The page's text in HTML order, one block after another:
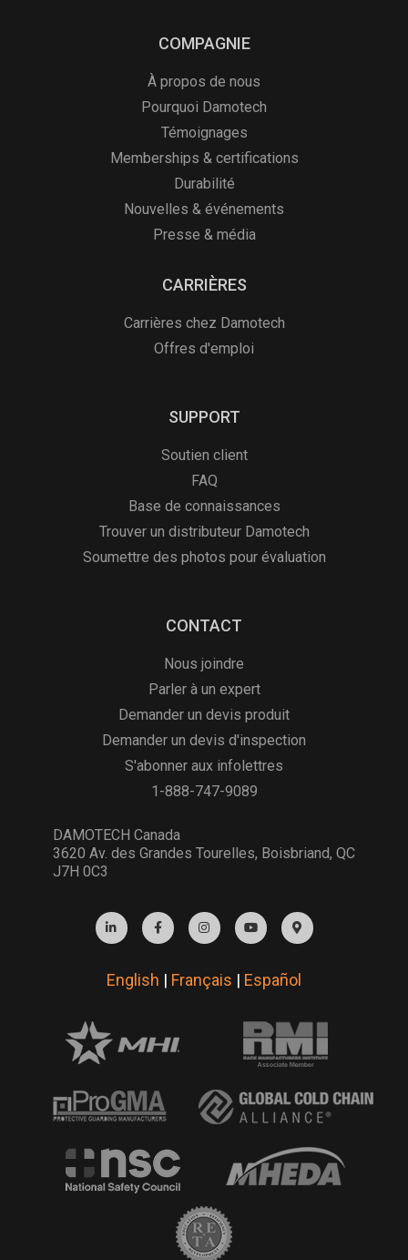
COMPAGNIE
À propos de nous
Pourquoi Damotech
Témoignages
Memberships & certifications
Durabilité
Nouvelles & événements
Presse & média
CARRIÈRES
Carrières chez Damotech
Offres d'emploi
SUPPORT
Soutien client
FAQ
Base de connaissances
Trouver un distributeur Damotech
Soumettre des photos pour évaluation
CONTACT
Nous joindre
Parler à un expert
Demander un devis produit
Demander un devis d'inspection
S'abonner aux infolettres
1-888-747-9089
DAMOTECH Canada
3620 Av. des Grandes Tourelles, Boisbriand, QC
J7H 0C3
English | Français | Español